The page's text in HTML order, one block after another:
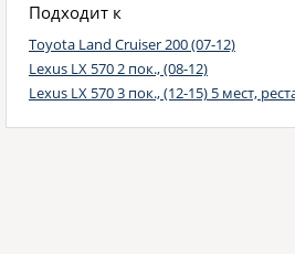
Подходит к
Toyota Land Cruiser 200 (07-12)
Lexus LX 570 2 пок., (08-12)
Lexus LX 570 3 пок., (12-15) 5 мест,